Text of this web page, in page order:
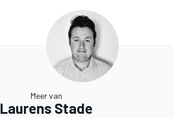
Meer van
Laurens Stade